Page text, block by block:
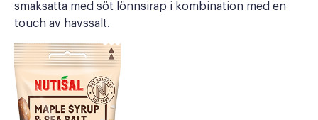
smaksatta med söt lönnsirap i kombination med en
touch av havssalt.